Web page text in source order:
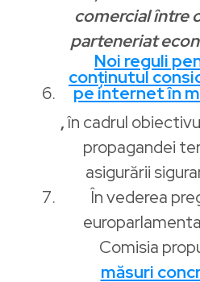
comercial între
parteneriat
Noi reguli
conținutul
pe internet în
,în cadrul
propagandei
asigurării
În vederea
Comisia
măsuri